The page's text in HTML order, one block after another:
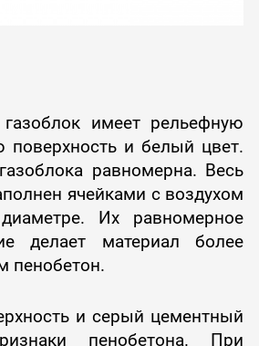
имеет рельефную
поверхность и белый цвет.
равномерна. Весь
ячейками с воздухом
Их равномерное
делает материал более
пенобетон.
и серый цементный
пенобетона. При